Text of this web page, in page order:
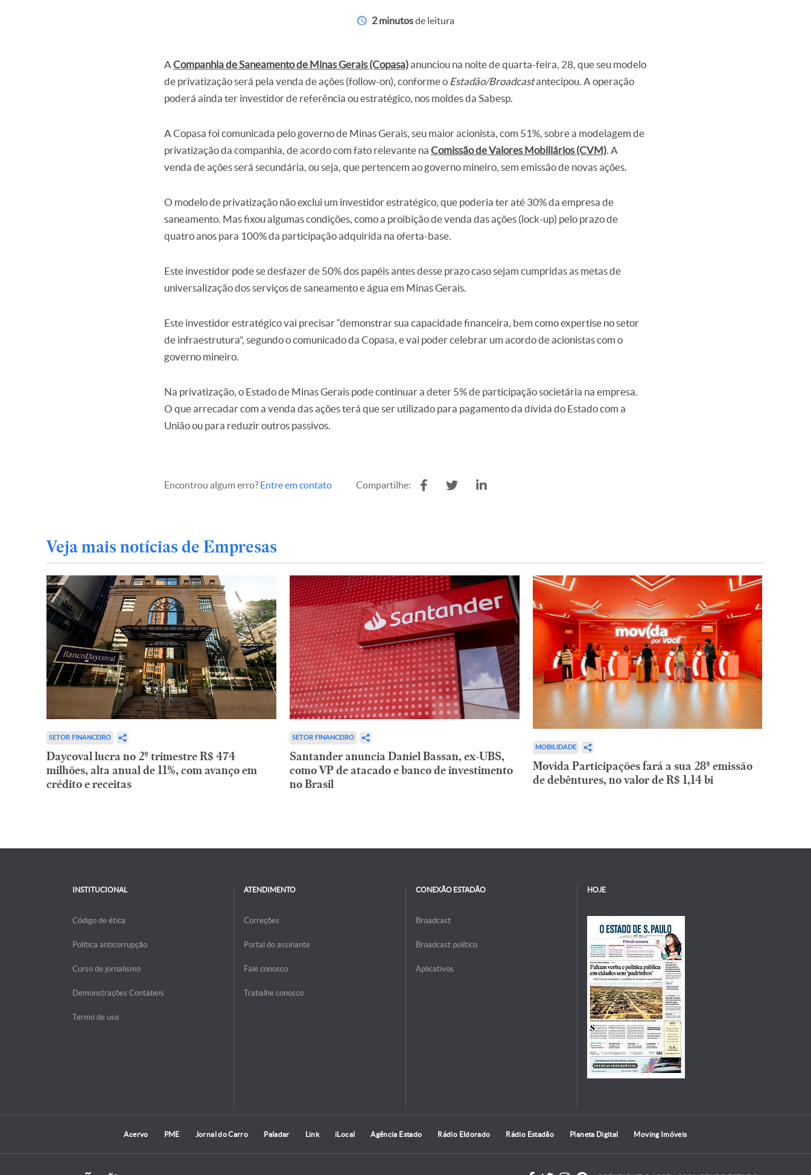
2 minutosde leitura
A Companhia de Saneamento de Minas Gerais (Copasa)anunciou na noite de quarta-feira, 28, que seu modelo
de privatização será pela venda de ações (follow-on), conforme o Estadão/Broadcastantecipou. A operação
poderá ainda ter investidor de referência ou estratégico, nos moldes da Sabesp.
A Copasa foi comunicada pelo governo de Minas Gerais, seu maior acionista, com 51%, sobre a modelagem de
privatização da companhia, de acordo com fato relevante na Comissão de Valores Mobiliários (CVM). A
venda de ações será secundária, ou seja, que pertencem ao governo mineiro, sem emissão de novas ações.
O modelo de privatização não exclui um investidor estratégico, que poderia ter até 30% da empresa de
saneamento. Mas fixou algumas condições, como a proibição de venda das ações (lock-up) pelo prazo de
quatro anos para 100% da participação adquirida na oferta-base.
Este investidor pode se desfazer de 50% dos papéis antes desse prazo caso sejam cumpridas as metas de
universalização dos serviços de saneamento e água em Minas Gerais.
Este investidor estratégico vai precisar “demonstrar sua capacidade financeira, bem como expertise no setor
de infraestrutura”, segundo o comunicado da Copasa, e vai poder celebrar um acordo de acionistas com o
governo mineiro.
Na privatização, o Estado de Minas Gerais pode continuar a deter 5% de participação societária na empresa.
O que arrecadar com a venda das ações terá que ser utilizado para pagamento da dívida do Estado com a
União ou para reduzir outros passivos.
Encontrou algum erro? Entre em contato Compartilhe:
Veja mais notícias de Empresas
SETOR FINANCEIRO
Daycoval lucra no 2º trimestre R$ 474
milhões, alta anual de 11%, com avanço em
crédito e receitas
SETOR FINANCEIRO
Santander anuncia Daniel Bassan, ex-UBS,
como VP de atacado e banco de investimento
no Brasil
MOBILIDADE
Movida Participações fará a sua 28ª emissão
de debêntures, no valor de R$ 1,14 bi
INSTITUCIONAL
Código de ética
Politica anticorrupção
Curso de jornalismo
Demonstrações Contábeis
Termo de uso
ATENDIMENTO
Correções
Portal do assinante
Fale conosco
Trabalhe conosco
CONEXÃO ESTADÃO
Broadcast
Broadcast político
Aplicativos
HOJE
Acervo PME Jornal do Carro Paladar Link iLocal Agência Estado Rádio Eldorado Rádio Estadão Planeta Digital Moving Imóveis